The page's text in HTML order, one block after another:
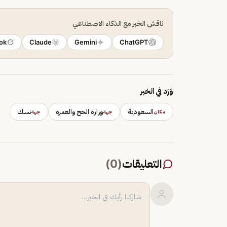
ناقش الخبر مع الذكاء الاصطناعي
ChatGPT
Gemini
Claude
وَرَد في الخبر
مكانالسعودية جهةوزارة الحج والعمرة جهةنسك
التعليقات(
0
)